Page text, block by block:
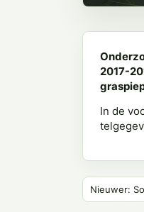
2017-
In de
Nieuwer: